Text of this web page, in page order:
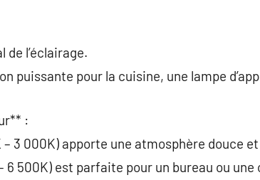
de l’éclairage.
puissante pour la cuisine, une lampe
:
– 3 000K) apporte une atmosphère douce
6 500K) est parfaite pour un bureau ou une